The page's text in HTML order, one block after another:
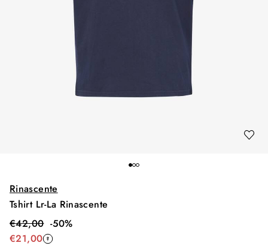
Rinascente
Tshirt Lr-La Rinascente
€42,00-50%
€21,00